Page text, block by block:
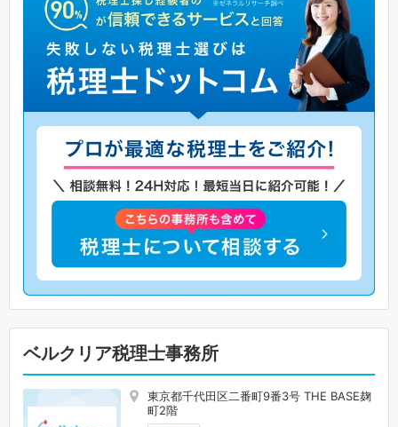
ベルクリア税理士事務所
東京都千代田区二番町9番3号 THE BASE麹
町2階